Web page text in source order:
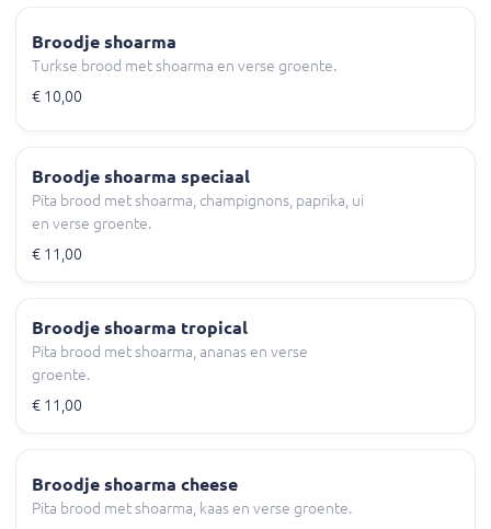
Broodje shoarma
Turkse brood met shoarma en verse groente.
€ 10,00
Broodje shoarma speciaal
Pita brood met shoarma, champignons, paprika, ui
en verse groente.
€ 11,00
Broodje shoarma tropical
Pita brood met shoarma, ananas en verse
groente.
€ 11,00
Broodje shoarma cheese
Pita brood met shoarma, kaas en verse groente.